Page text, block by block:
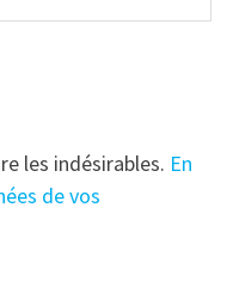
les indésirables. En
de vos